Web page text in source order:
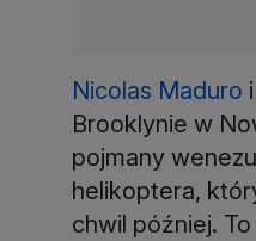
Nicolas Maduro
Brooklynie w
pojmany
helikoptera,
chwil później.